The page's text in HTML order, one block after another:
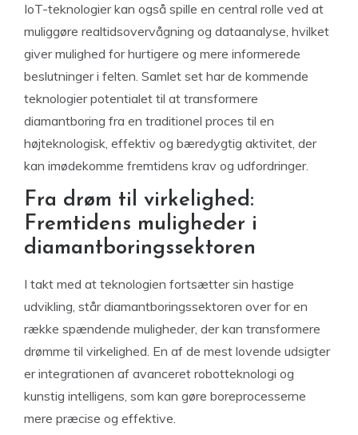
IoT-teknologier kan også spille en central rolle ved at
muliggøre realtidsovervågning og dataanalyse, hvilket
giver mulighed for hurtigere og mere informerede
beslutninger i felten. Samlet set har de kommende
teknologier potentialet til at transformere
diamantboring fra en traditionel proces til en
højteknologisk, effektiv og bæredygtig aktivitet, der
kan imødekomme fremtidens krav og udfordringer.
Fra drøm til virkelighed:
Fremtidens muligheder i
diamantboringssektoren
I takt med at teknologien fortsætter sin hastige
udvikling, står diamantboringssektoren over for en
række spændende muligheder, der kan transformere
drømme til virkelighed. En af de mest lovende udsigter
er integrationen af avanceret robotteknologi og
kunstig intelligens, som kan gøre boreprocesserne
mere præcise og effektive.